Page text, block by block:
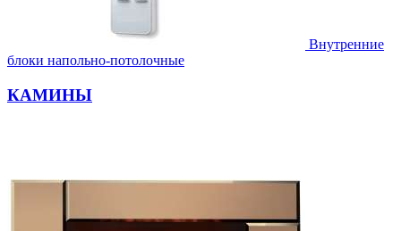
Внутренние
блоки напольно-потолочные
КАМИНЫ